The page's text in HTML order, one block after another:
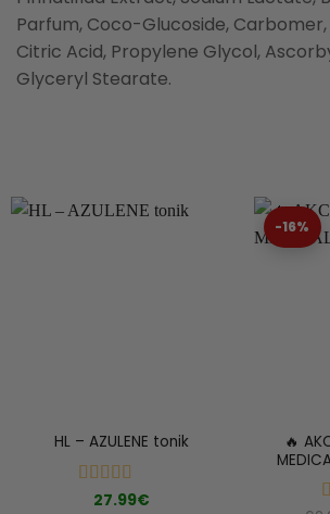
Parfum, Coco-Glucoside, Carbomer,
Citric Acid, Propylene Glycol,
Glyceryl Stearate.
HL – AZULENE tonik
Ocenjeno
27.99€
-16%
🔥